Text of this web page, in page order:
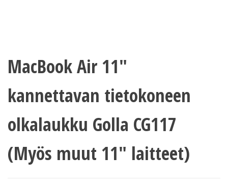
MacBook Air 11″
kannettavan tietokoneen
olkalaukku Golla CG117
(Myös muut 11″ laitteet)